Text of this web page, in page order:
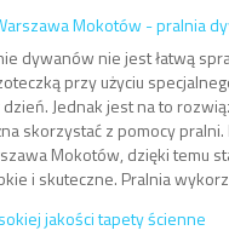
Mokotów - pralnia
dywanów nie jest łatwą
przy użyciu
dzień. Jednak jest na to
skorzystać z pomocy
Mokotów, dzięki temu
i skuteczne. Pralnia
jakości tapety ścienne